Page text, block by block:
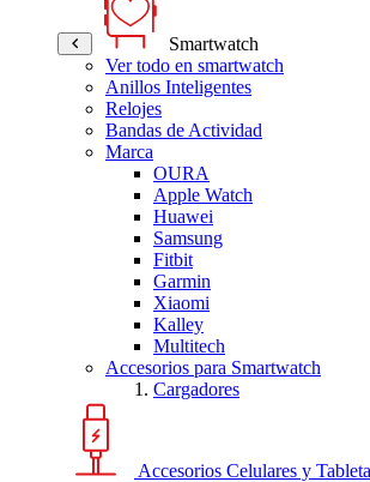
Smartwatch
Ver todo en smartwatch
Anillos Inteligentes
Relojes
Bandas de Actividad
Marca
OURA
Apple Watch
Huawei
Samsung
Fitbit
Garmin
Xiaomi
Kalley
Multitech
Accesorios para Smartwatch
Cargadores
Accesorios Celulares y